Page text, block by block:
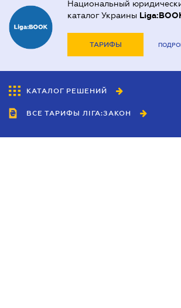
Национальный
каталог Украины
ТАРИФЫ
КАТАЛОГ РЕШЕНИЙ
ВСЕ ТАРИФЫ ЛІГА:ЗАКОН